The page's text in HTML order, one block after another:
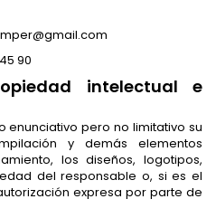
90
intelectual e
enunciativo pero no limitativo su
y demás elementos
los diseños, logotipos,
del responsable o, si es el
expresa por parte de